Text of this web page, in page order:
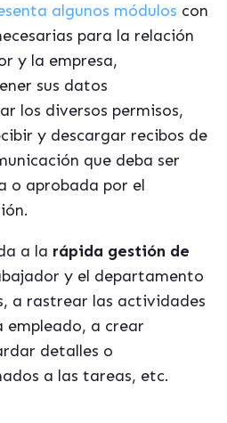
algunos módulos con
para la relación
y la empresa,
sus datos
los diversos permisos,
y descargar recibos de
que deba ser
o aprobada por el
a la rápida gestión de
y el departamento
a rastrear las actividades
a crear
detalles o
a las tareas, etc.